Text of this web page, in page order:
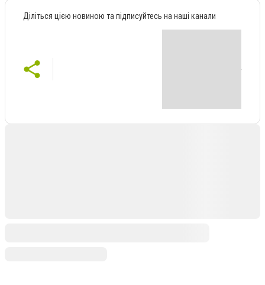
Діліться цією новиною та підписуйтесь на наші канали